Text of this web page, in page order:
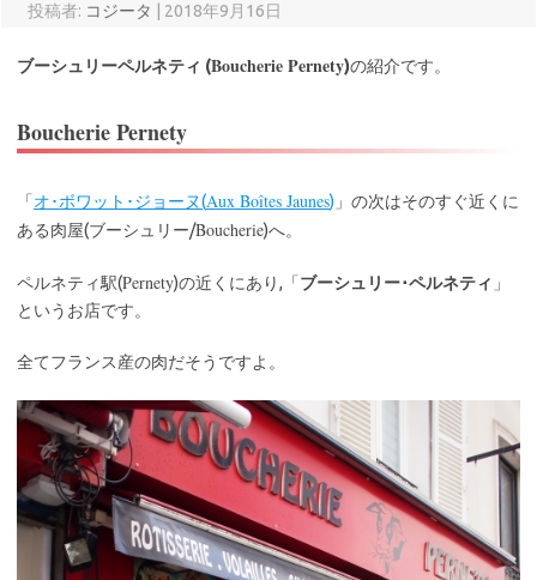
投稿者: コジータ 2018年9月16日
ブーシュリーペルネティ (Boucherie Pernety)の紹介です。
Boucherie Pernety
「オ･ボワット･ジョーヌ(Aux Boîtes Jaunes) 」の次はそのすぐ近くに
ある肉屋(ブーシュリー/Boucherie)へ。
ペルネティ駅(Pernety)の近くにあり,「ブーシュリー･ペルネティ 」
というお店です。
全てフランス産の肉だそうですよ。